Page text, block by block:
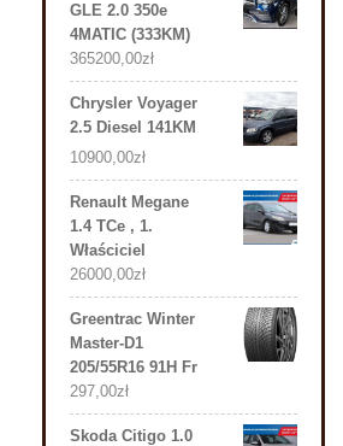
GLE 2.0 350e
4MATIC (333KM)
365200,00zł
Chrysler Voyager
2.5 Diesel 141KM
10900,00zł
Renault Megane
1.4 TCe , 1.
Właściciel
26000,00zł
Greentrac Winter
Master-D1
205/55R16 91H Fr
297,00zł
Skoda Citigo 1.0